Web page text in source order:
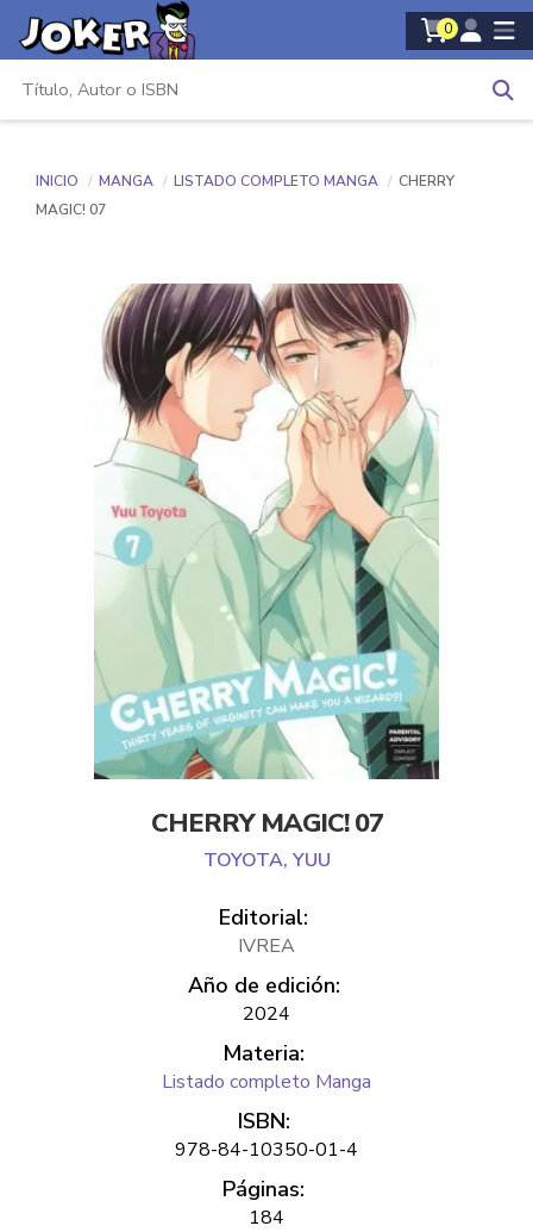
0
INICIO MANGA LISTADO COMPLETO MANGA
CHERRY
MAGIC! 07
CHERRY MAGIC! 07
TOYOTA, YUU
Editorial:
IVREA
Año de edición:
2024
Materia:
Listado completo Manga
ISBN:
978-84-10350-01-4
Páginas:
184